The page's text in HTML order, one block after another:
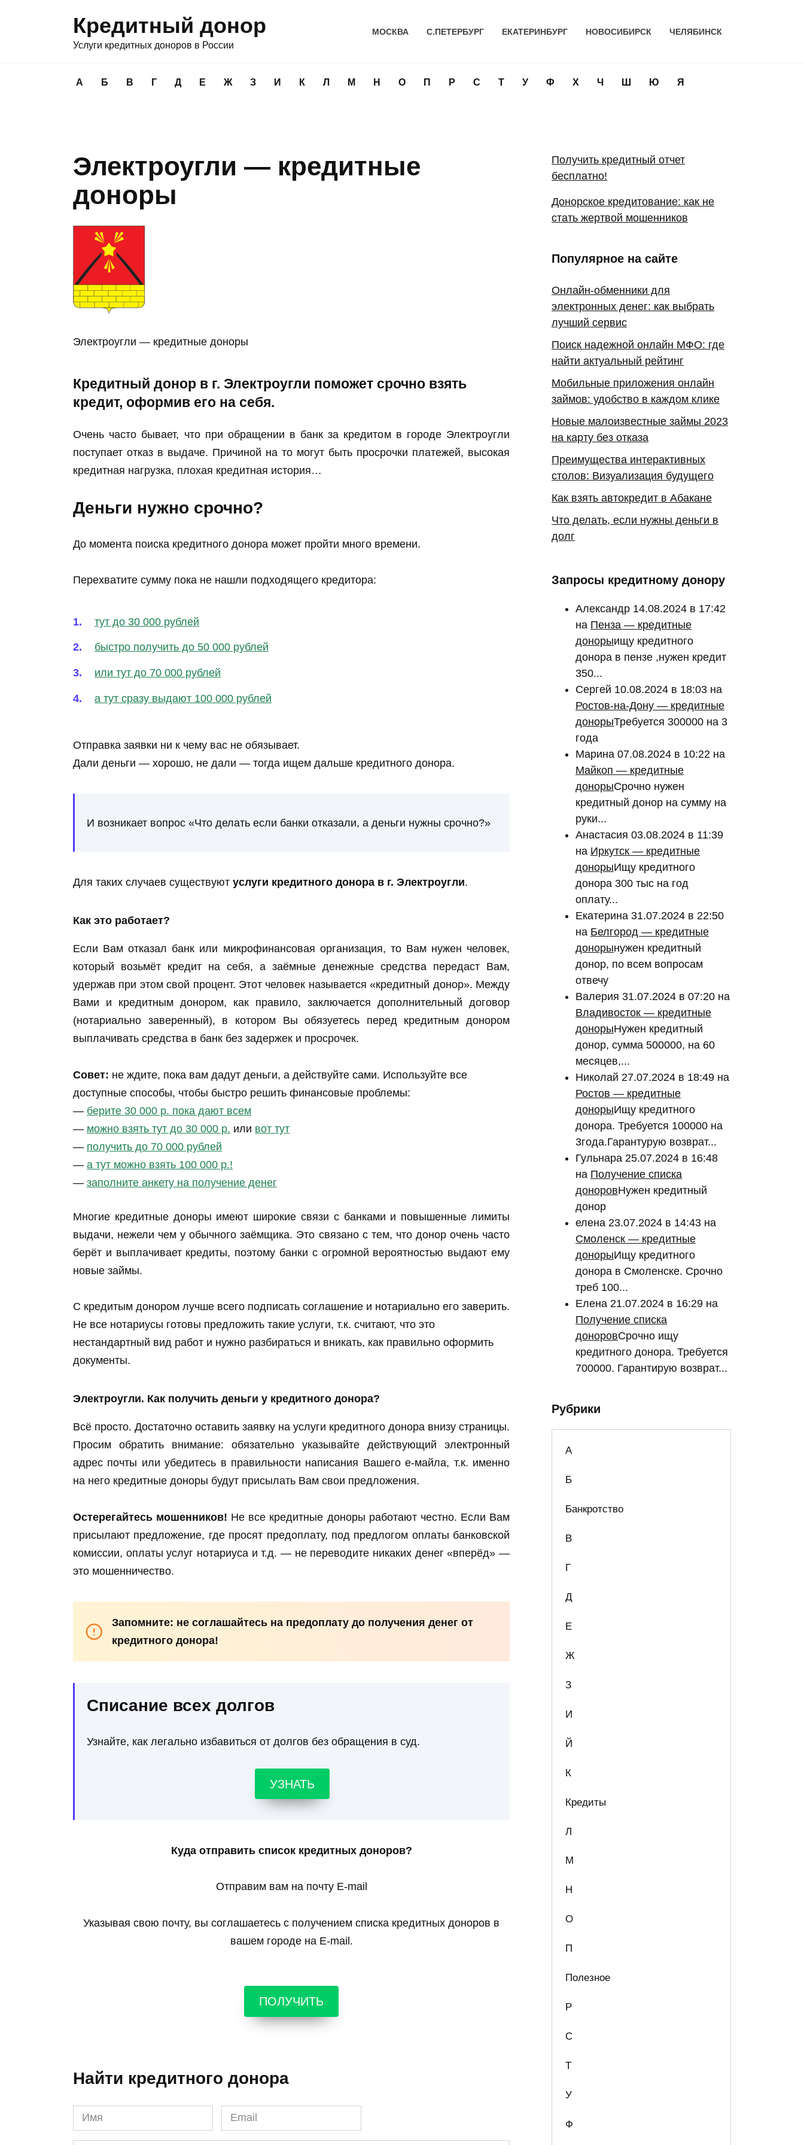
Кредитный донор
Услуги кредитных доноров в России
МОСКВА С.ПЕТЕРБУРГ ЕКАТЕРИНБУРГ НОВОСИБИРСК ЧЕЛЯБИНСК
А Б В Г Д Е Ж З И К Л М Н О П Р С Т У Ф Х Ч Ш Ю Я
Электроугли — кредитные
доноры
Электроугли — кредитные доноры
Кредитный донор в г. Электроугли поможет срочно взять
кредит, оформив его на себя.
Очень часто бывает, что при обращении в банк за кредитом в городе Электроугли
поступает отказ в выдаче. Причиной на то могут быть просрочки платежей, высокая
кредитная нагрузка, плохая кредитная история…
Деньги нужно срочно?
До момента поиска кредитного донора может пройти много времени.
Перехватите сумму пока не нашли подходящего кредитора:
тут до 30 000 рублей
быстро получить до 50 000 рублей
или тут до 70 000 рублей
а тут сразу выдают 100 000 рублей
Отправка заявки ни к чему вас не обязывает.
Дали деньги — хорошо, не дали — тогда ищем дальше кредитного донора.
И возникает вопрос «Что делать если банки отказали, а деньги нужны срочно?»
Для таких случаев существуют услуги кредитного донора в г. Электроугли.
Как это работает?
Если Вам отказал банк или микрофинансовая организация, то Вам нужен человек,
который возьмёт кредит на себя, а заёмные денежные средства передаст Вам,
удержав при этом свой процент. Этот человек называется «кредитный донор». Между
Вами и кредитным донором, как правило, заключается дополнительный договор
(нотариально заверенный), в котором Вы обязуетесь перед кредитным донором
выплачивать средства в банк без задержек и просрочек.
Совет: не ждите, пока вам дадут деньги, а действуйте сами. Используйте все
доступные способы, чтобы быстро решить финансовые проблемы:
— берите 30 000 р. пока дают всем
— можно взять тут до 30 000 р. или вот тут
— получить до 70 000 рублей
— а тут можно взять 100 000 р.!
— заполните анкету на получение денег
Многие кредитные доноры имеют широкие связи с банками и повышенные лимиты
выдачи, нежели чем у обычного заёмщика. Это связано с тем, что донор очень часто
берёт и выплачивает кредиты, поэтому банки с огромной вероятностью выдают ему
новые займы.
С кредитым донором лучше всего подписать соглашение и нотариально его заверить.
Не все нотариусы готовы предложить такие услуги, т.к. считают, что это
нестандартный вид работ и нужно разбираться и вникать, как правильно оформить
документы.
Электроугли. Как получить деньги у кредитного донора?
Всё просто. Достаточно оставить заявку на услуги кредитного донора внизу страницы.
Просим обратить внимание: обязательно указывайте действующий электронный
адрес почты или убедитесь в правильности написания Вашего е-майла, т.к. именно
на него кредитные доноры будут присылать Вам свои предложения.
Остерегайтесь мошенников! Не все кредитные доноры работают честно. Если Вам
присылают предложение, где просят предоплату, под предлогом оплаты банковской
комиссии, оплаты услуг нотариуса и т.д. — не переводите никаких денег «вперёд» —
это мошенничество.
Запомните: не соглашайтесь на предоплату до получения денег от
кредитного донора!
Списание всех долгов
Узнайте, как легально избавиться от долгов без обращения в суд.
УЗНАТЬ
Куда отправить список кредитных доноров?
Отправим вам на почту E-mail
Указывая свою почту, вы соглашаетесь с получением списка кредитных доноров в
вашем городе на E-mail.
ПОЛУЧИТЬ
Найти кредитного донора
Имя
*
Email
*
Получить кредитный отчет
бесплатно!
Донорское кредитование: как не
стать жертвой мошенников
Популярное на сайте
Онлайн-обменники для
электронных денег: как выбрать
лучший сервис
Поиск надежной онлайн МФО: где
найти актуальный рейтинг
Мобильные приложения онлайн
займов: удобство в каждом клике
Новые малоизвестные займы 2023
на карту без отказа
Преимущества интерактивных
столов: Визуализация будущего
Как взять автокредит в Абакане
Что делать, если нужны деньги в
долг
Запросы кредитному донору
Александр 14.08.2024 в 17:42
на Пенза — кредитные
донорыищу кредитного
донора в пензе ,нужен кредит
350...
Сергей 10.08.2024 в 18:03 на
Ростов-на-Дону — кредитные
донорыТребуется 300000 на 3
года
Марина 07.08.2024 в 10:22 на
Майкоп — кредитные
донорыСрочно нужен
кредитный донор на сумму на
руки...
Анастасия 03.08.2024 в 11:39
на Иркутск — кредитные
донорыИщу кредитного
донора 300 тыс на год
оплату...
Екатерина 31.07.2024 в 22:50
на Белгород — кредитные
донорынужен кредитный
донор, по всем вопросам
отвечу
Валерия 31.07.2024 в 07:20 на
Владивосток — кредитные
донорыНужен кредитный
донор, сумма 500000, на 60
месяцев,...
Николай 27.07.2024 в 18:49 на
Ростов — кредитные
донорыИщу кредитного
донора. Требуется 100000 на
3года.Гарантурую возврат...
Гульнара 25.07.2024 в 16:48
на Получение списка
доноровНужен кредитный
донор
елена 23.07.2024 в 14:43 на
Смоленск — кредитные
донорыИщу кредитного
донора в Смоленске. Срочно
треб 100...
Елена 21.07.2024 в 16:29 на
Получение списка
доноровСрочно ищу
кредитного донора. Требуется
700000. Гарантирую возврат...
Рубрики
А
Б
Банкротство
В
Г
Д
Е
Ж
З
И
Й
К
Кредиты
Л
М
Н
О
П
Полезное
Р
С
Т
У
Ф